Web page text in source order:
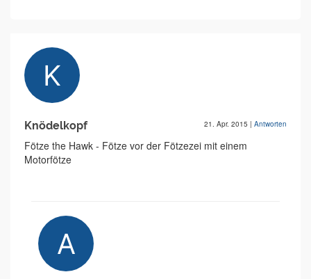
Knödelkopf 21. Apr. 2015 | Antworten
Fötze the Hawk - Fötze vor der Fötzezei mit einem
Motorfötze